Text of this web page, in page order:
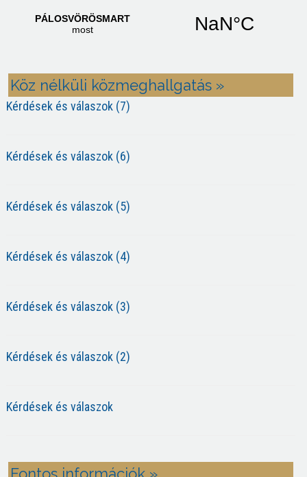
Köz nélküli közmeghallgatás »
Kérdések és válaszok (7)
Kérdések és válaszok (6)
Kérdések és válaszok (5)
Kérdések és válaszok (4)
Kérdések és válaszok (3)
Kérdések és válaszok (2)
Kérdések és válaszok
Fontos információk »